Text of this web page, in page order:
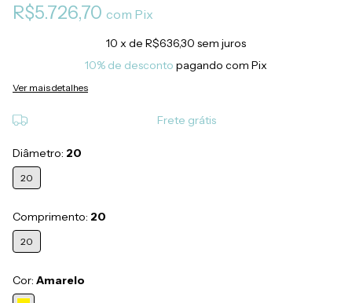
R$5.726,70 com Pix
10 x de R$636,30 sem juros
10% de desconto pagando com Pix
Ver mais detalhes
Frete grátis
Diâmetro: 20
20
Comprimento: 20
20
Cor: Amarelo